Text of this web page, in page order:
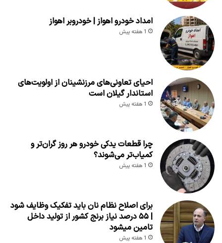
امداد خودرو اهواز | خودروبر اهواز
1 هفته پیش
احیای تعاونی‌های مرزنشینان از اولویت‌های
استاندار گیلان است
1 هفته پیش
چرا قطعات یدکی خودرو هر روز گران‌تر و
کمیاب‌تر می‌شوند؟
1 هفته پیش
برای اصلاح نظام نان باید تفکیک وظایف شود
| ۵۵ درصد نیاز برنج کشور از تولید داخل
تامین میشود
1 هفته پیش